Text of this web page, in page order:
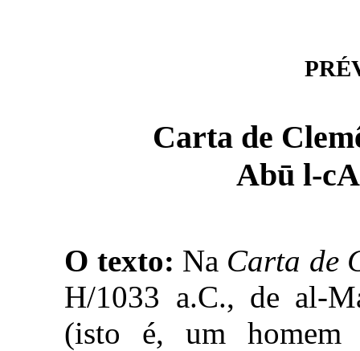
Abū l-
O texto: Na Carta de
H/1033 a.C., de al-
(isto é, um homem